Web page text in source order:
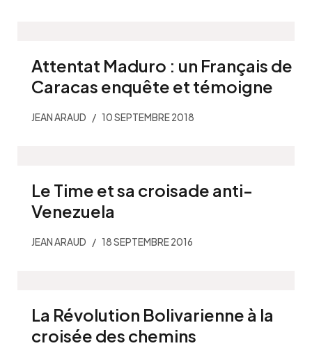
Attentat Maduro : un Français de
Caracas enquête et témoigne
JEAN ARAUD 10 SEPTEMBRE 2018
Le Time et sa croisade anti-
Venezuela
JEAN ARAUD 18 SEPTEMBRE 2016
La Révolution Bolivarienne à la
croisée des chemins